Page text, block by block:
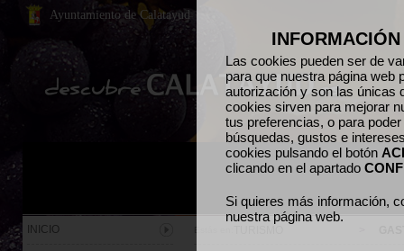
Las cookies pueden ser de
para que nuestra página web
autorización y son las únicas
cookies sirven para mejorar
tus preferencias, o para
búsquedas, gustos e
cookies pulsando el botón
clicando en el apartado
Si quieres más información,
nuestra página web.
INICIO
Ayuntamiento de Calatayud